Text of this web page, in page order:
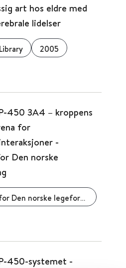
art hos eldre med
lidelser
2005
450 3A4 – kroppens
for
-
Den norske
Tidsskrift for Den norske legeforening
450-systemet -